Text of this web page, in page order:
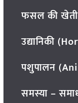
फसल की
उद्यानिकी
पशुपालन
समस्या –